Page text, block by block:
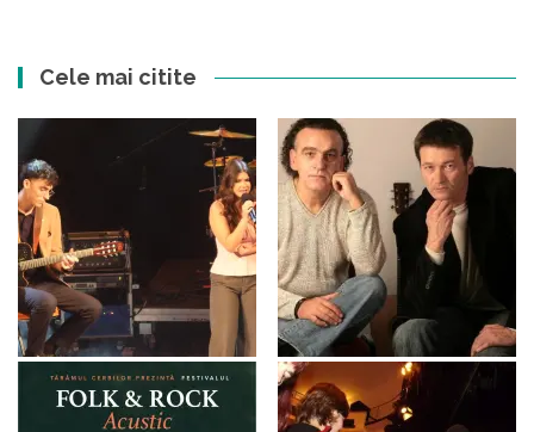
Cele mai citite